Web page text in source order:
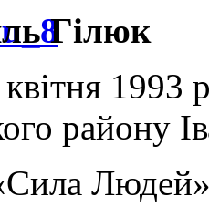
Гілюк
1993
району